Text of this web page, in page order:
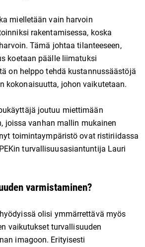
mielletään vain harvoin
rakentamisessa, koska
Tämä johtaa tilanteeseen,
koetaan päälle liimatuksi
on helppo tehdä kustannussäästöjä
kokonaisuutta, johon vaikutetaan.
joutuu miettimään
joissa vanhan mallin mukainen
toimintaympäristö ovat ristiriidassa
turvallisuusasiantuntija Lauri
varmistaminen?
olisi ymmärrettävä myös
vaikutukset turvallisuuden
imagoon. Erityisesti